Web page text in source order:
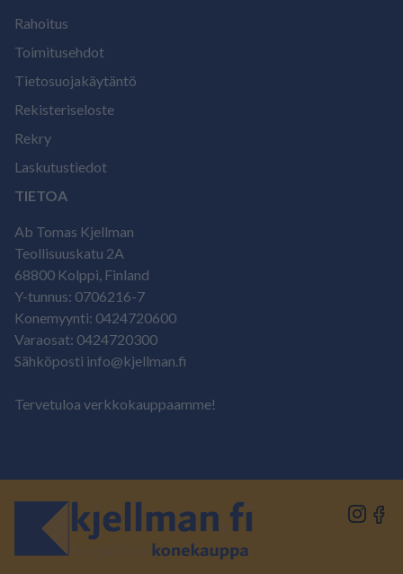
Rahoitus
Toimitusehdot
Tietosuojakäytäntö
Rekisteriseloste
Rekry
Laskutustiedot
TIETOA
Ab Tomas Kjellman
Teollisuuskatu 2A
68800 Kolppi, Finland
Y-tunnus: 0706216-7
Konemyynti: 0424720600
Varaosat: 0424720300
Sähköposti info@kjellman.fi
Tervetuloa verkkokauppaamme!